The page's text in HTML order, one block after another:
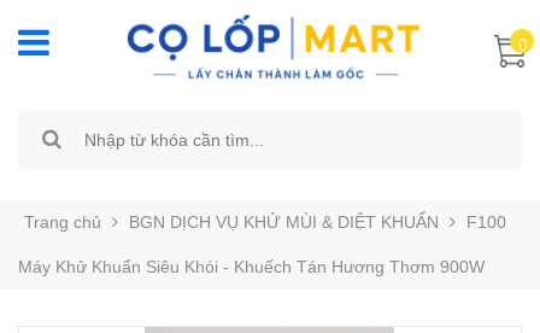
0
Trang chủ BGN DỊCH VỤ KHỬ MÙI & DIỆT KHUẨN F100
Máy Khử Khuẩn Siêu Khói - Khuếch Tán Hương Thơm 900W